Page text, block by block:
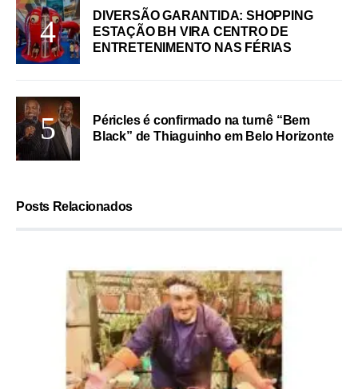
DIVERSÃO GARANTIDA: SHOPPING
ESTAÇÃO BH VIRA CENTRO DE
ENTRETENIMENTO NAS FÉRIAS
Péricles é confirmado na turnê “Bem
Black” de Thiaguinho em Belo Horizonte
Posts Relacionados